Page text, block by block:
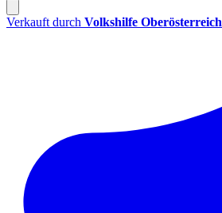
Verkauft durch Volkshilfe Oberösterreich